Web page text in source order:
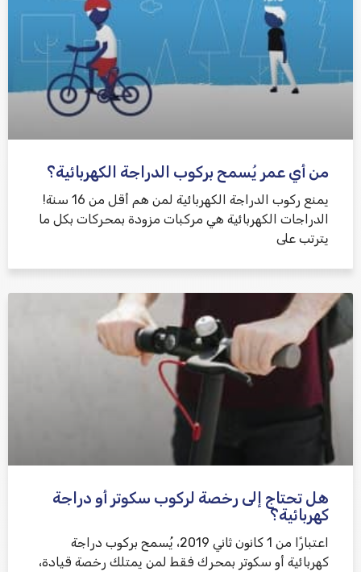
من أي عمر يُسمح بركوب الدراجة الكهربائية؟
يمنع ركوب الدراجة الكهربائية لمن هم أقل من 16 سنة!
الدراجات الكهربائية هي مركبات مزودة بمحركات بكل ما
يترتب على
هل تحتاج إلى رخصة لركوب سكوتر أو دراجة
كهربائية؟
اعتبارًا من 1 كانون ثاني 2019، يُسمح بركوب دراجة
كهربائية أو سكوتر بمحرك فقط لمن يمتلك رخصة قيادة،